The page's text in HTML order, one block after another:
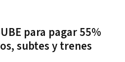
para pagar 55%
subtes y trenes